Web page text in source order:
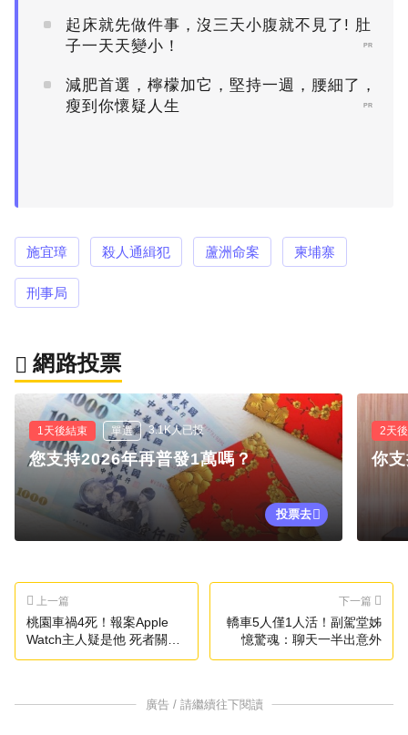
起床就先做件事，沒三天小腹就不見了! 肚
子一天天變小！
PR
減肥首選，檸檬加它，堅持一週，腰細了，
瘦到你懷疑人生
PR
施宜璋 殺人通緝犯 蘆洲命案 柬埔寨
刑事局
網路投票
1天後結束 單選 3.1K人已投
您支持2026年再普發1萬嗎？
投票去
2天
你
上一篇
桃園車禍4死！報案Apple
Watch主人疑是他 死者關係
曝
下一篇
轎車5人僅1人活！副駕堂姊
憶驚魂：聊天一半出意外
廣告 / 請繼續往下閱讀